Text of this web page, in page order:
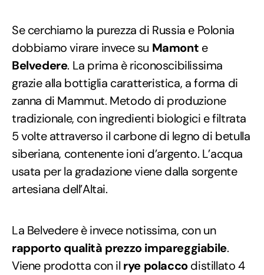
Se cerchiamo la purezza di Russia e Polonia
dobbiamo virare invece su Mamont e
Belvedere. La prima è riconoscibilissima
grazie alla bottiglia caratteristica, a forma di
zanna di Mammut. Metodo di produzione
tradizionale, con ingredienti biologici e filtrata
5 volte attraverso il carbone di legno di betulla
siberiana, contenente ioni d’argento. L’acqua
usata per la gradazione viene dalla sorgente
artesiana dell’Altai.
La Belvedere è invece notissima, con un
rapporto qualità prezzo impareggiabile.
Viene prodotta con il rye polaccodistillato 4